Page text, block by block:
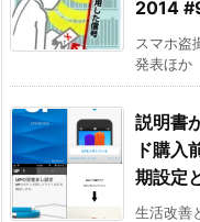
2014
スマホ盗
発表ほか
説明書
ド購入
期設定
生活改善